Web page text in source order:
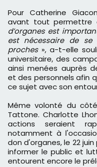
Pour Catherine
avant tout permettre
d’organes est
est nécessaire de
proches», a-t-elle
universitaire, des
ainsi menées auprès
et des personnels afin
ce sujet avec son
Même volonté du
Tattone. Charlotte
actions seraient
notamment à
don d'organes, le 22
informer le public et
entourent encore le